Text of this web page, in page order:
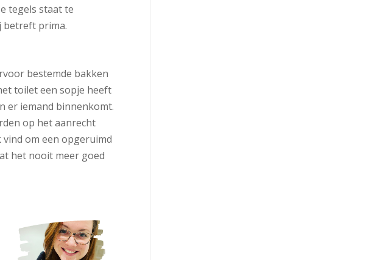
tegels staat te
betreft prima.
bestemde bakken
toilet een sopje heeft
er iemand binnenkomt.
op het aanrecht
om een opgeruimd
het nooit meer goed